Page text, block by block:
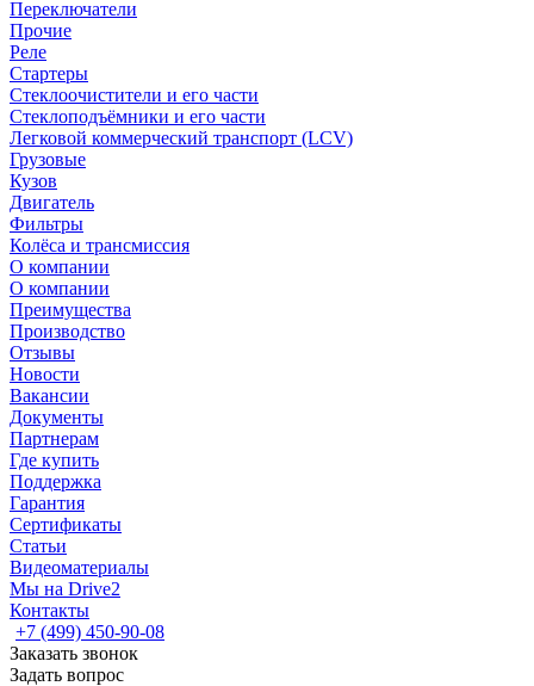
Переключатели
Прочие
Реле
Стартеры
Стеклоочистители и его части
Стеклоподъёмники и его части
Легковой коммерческий транспорт (LCV)
Грузовые
Кузов
Двигатель
Фильтры
Колёса и трансмиссия
О компании
О компании
Преимущества
Производство
Отзывы
Новости
Вакансии
Документы
Партнерам
Где купить
Поддержка
Гарантия
Сертификаты
Статьи
Видеоматериалы
Мы на Drive2
Контакты
+7 (499) 450-90-08
Заказать звонок
Задать вопрос